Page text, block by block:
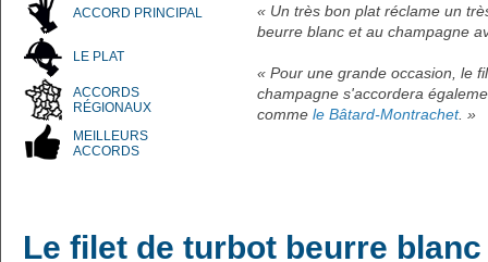
ACCORD PRINCIPAL
LE PLAT
ACCORDS
RÉGIONAUX
MEILLEURS
ACCORDS
« Un très bon plat réclame un
beurre blanc et au champagne
« Pour une grande occasion, le
champagne s'accordera
comme le Bâtard-Montrachet. »
Le filet de turbot beurre blanc